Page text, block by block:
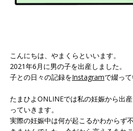
こんにちは、やまくらといいます。
2021年6月に男の子を出産しました。
子との日々の記録をInstagramで綴って
たまひよONLINEでは私の妊娠から出
っていきます。
実際の妊娠中は何が起こるかわからず